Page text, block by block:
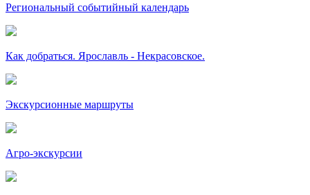
Региональный событийный календарь
Как добраться. Ярославль - Некрасовское.
Экскурсионные маршруты
Агро-экскурсии